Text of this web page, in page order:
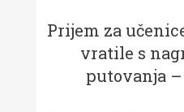
Prijem za
vratile s
putovanja